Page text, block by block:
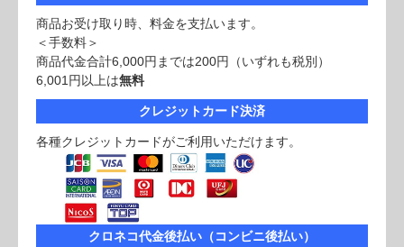
商品お受け取り時、料金を支払います。
＜手数料＞
商品代金合計6,000円までは200円（いずれも税別）
6,001円以上は無料
クレジットカード決済
各種クレジットカードがご利用いただけます。
クロネコ代金後払い（コンビニ後払い）